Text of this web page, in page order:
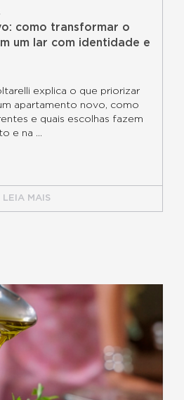
como transformar o
um lar com identidade e
explica o que priorizar
apartamento novo, como
e quais escolhas fazem
e na ...
LEIA MAIS